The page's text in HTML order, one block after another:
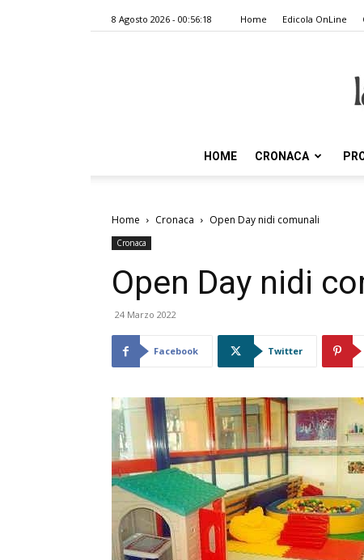
8 Agosto 2026 - 00:56:18 Home Edicola OnLine
HOME CRONACA
Home Cronaca Open Day nidi comunali
Cronaca
Open Day nidi
24 Marzo 2022
Facebook Twitter